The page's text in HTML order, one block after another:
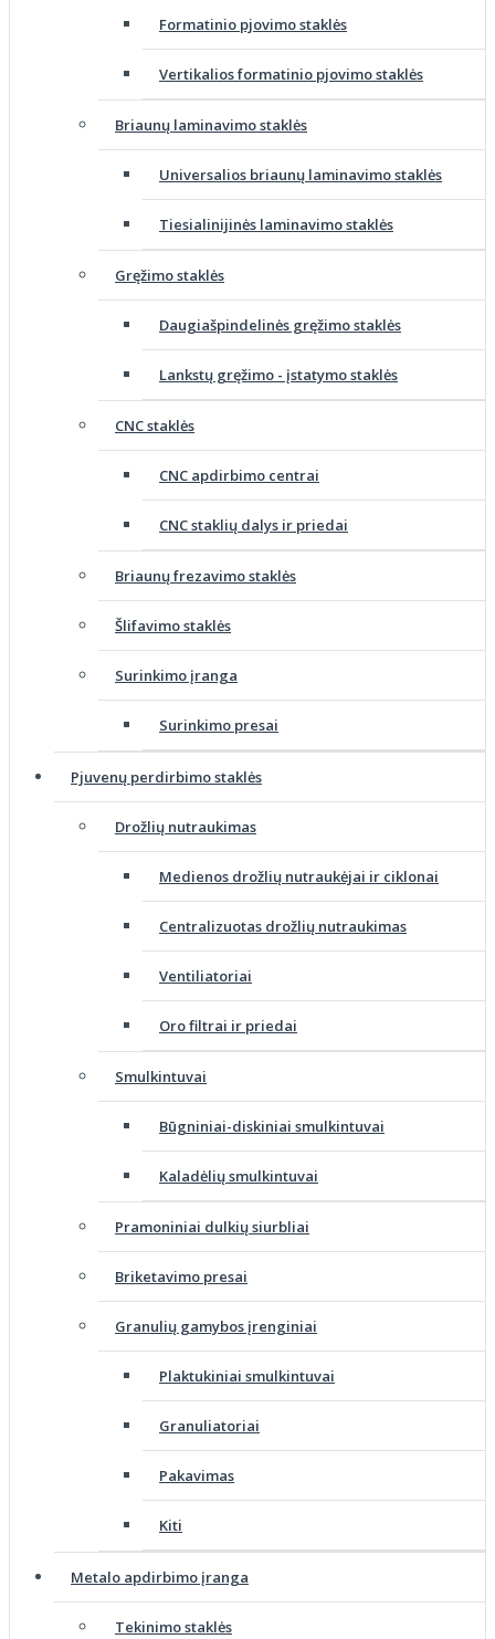
Formatinio pjovimo staklės
Vertikalios formatinio pjovimo staklės
Briaunų laminavimo staklės
Universalios briaunų laminavimo staklės
Tiesialinijinės laminavimo staklės
Gręžimo staklės
Daugiašpindelinės gręžimo staklės
Lankstų gręžimo - įstatymo staklės
CNC staklės
CNC apdirbimo centrai
CNC staklių dalys ir priedai
Briaunų frezavimo staklės
Šlifavimo staklės
Surinkimo įranga
Surinkimo presai
Pjuvenų perdirbimo staklės
Drožlių nutraukimas
Medienos drožlių nutraukėjai ir ciklonai
Centralizuotas drožlių nutraukimas
Ventiliatoriai
Oro filtrai ir priedai
Smulkintuvai
Būgniniai-diskiniai smulkintuvai
Kaladėlių smulkintuvai
Pramoniniai dulkių siurbliai
Briketavimo presai
Granulių gamybos įrenginiai
Plaktukiniai smulkintuvai
Granuliatoriai
Pakavimas
Kiti
Metalo apdirbimo įranga
Tekinimo staklės